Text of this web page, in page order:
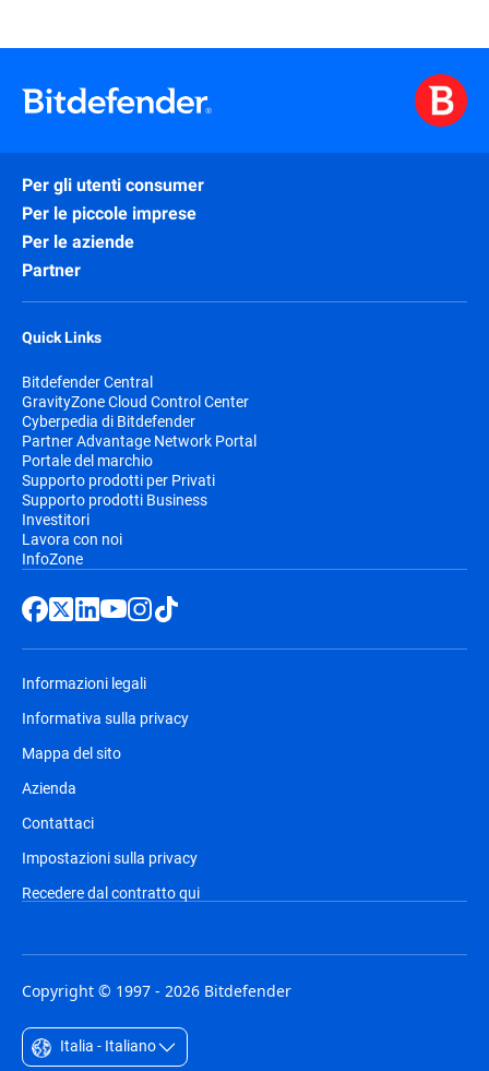
Per gli utenti consumer
Per le piccole imprese
Per le aziende
Partner
Quick Links
Bitdefender Central
GravityZone Cloud Control Center
Cyberpedia di Bitdefender
Partner Advantage Network Portal
Portale del marchio
Supporto prodotti per Privati
Supporto prodotti Business
Investitori
Lavora con noi
InfoZone
Informazioni legali
Informativa sulla privacy
Mappa del sito
Azienda
Contattaci
Impostazioni sulla privacy
Recedere dal contratto qui
Copyright © 1997 - 2026 Bitdefender
Italia - Italiano